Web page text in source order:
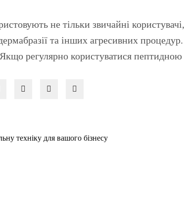
не тільки звичайні
та інших агресивних
регулярно користуватися
техніку для вашого бізнесу